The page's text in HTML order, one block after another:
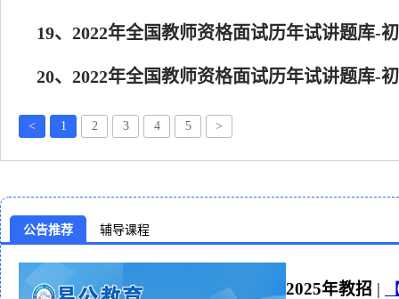
19、2022年全国教师资格面试历年试讲题库-初
20、2022年全国教师资格面试历年试讲题库-初
< 1 2 3 4 5 >
公告推荐 辅导课程
2025年教招 |